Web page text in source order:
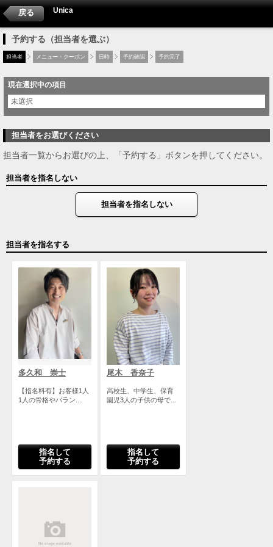
戻る Unica
予約する（担当者を選ぶ）
担当者 メニュー・クーポン 日時 予約確認 予約完了
現在選択中の項目
未選択
担当者をお選びください
担当者一覧からお選びの上、「予約する」ボタンを押してください。
担当者を指名しない
担当者を指名しない
担当者を指名する
多久和 崇士
【指名料有】お客様1人
1人の骨格やバラン...
指名して
予約する
尾木 香奈子
高校生、中学生、保育
園児3人の子供の母で...
指名して
予約する